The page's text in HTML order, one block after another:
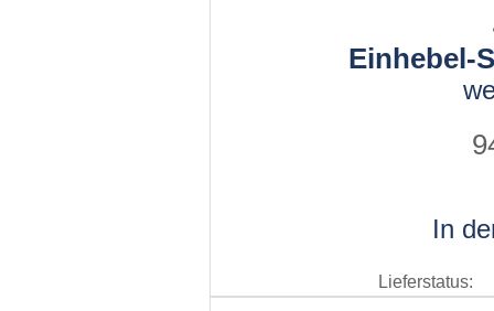
Einhebel-
In
Lieferstatus: